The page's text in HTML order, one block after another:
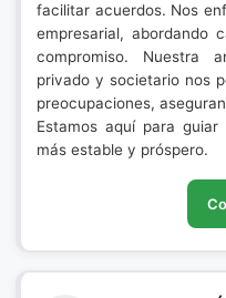
facilitar acuerdos. Nos
empresarial, abordando
compromiso. Nuestra
privado y societario nos
preocupaciones,
Estamos aquí para
más estable y próspero.